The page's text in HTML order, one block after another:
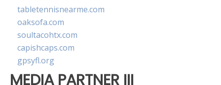
tabletennisnearme.com
oaksofa.com
soultacohtx.com
capishcaps.com
gpsyfl.org
MEDIA PARTNER III